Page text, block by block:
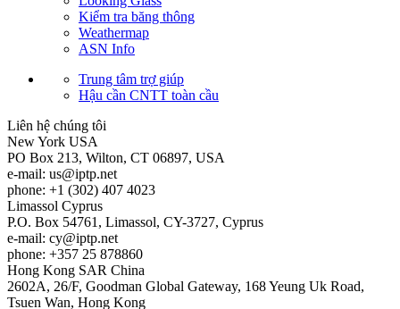
Kiểm tra băng thông
Weathermap
ASN Info
Trung tâm trợ giúp
Hậu cần CNTT toàn cầu
Liên hệ chúng tôi
New York USA
PO Box 213, Wilton, CT 06897, USA
e-mail: us
iptp.net
phone: +1 (302) 407 4023
Limassol Cyprus
P.O. Box 54761, Limassol, CY-3727, Cyprus
e-mail: cy
iptp.net
phone: +357 25 878860
Hong Kong SAR China
2602A, 26/F, Goodman Global Gateway, 168 Yeung Uk Road,
Tsuen Wan, Hong Kong